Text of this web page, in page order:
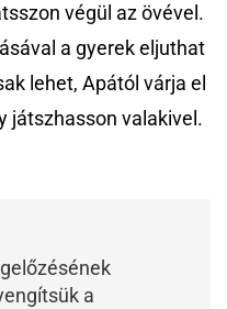
végül az övével.
a gyerek eljuthat
lehet, Apától várja el
játszhasson valakivel.
a